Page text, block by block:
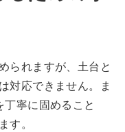
られますが、土台と
対応できません。ま
寧に固めること
す。